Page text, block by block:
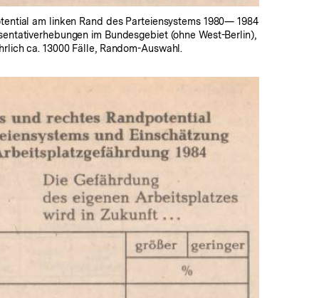
am linken Rand des Parteiensystems 1980— 1984
im Bundesgebiet (ohne West-Berlin),
ca. 13000 Fälle, Random-Auswahl.